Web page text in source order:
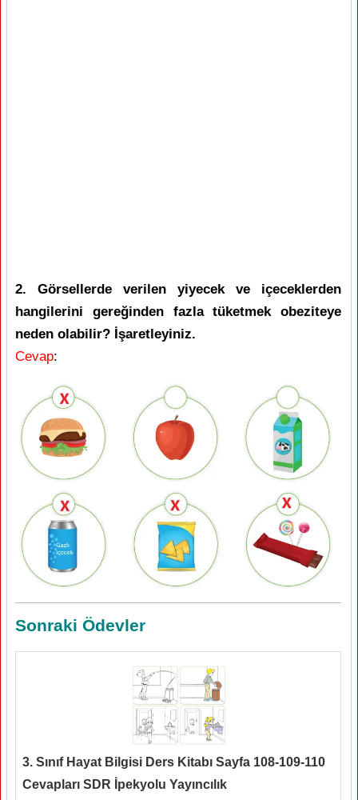
2. Görsellerde verilen yiyecek ve içeceklerden
hangilerini gereğinden fazla tüketmek obeziteye
neden olabilir? İşaretleyiniz.
Cevap:
Sonraki Ödevler
3. Sınıf Hayat Bilgisi Ders Kitabı Sayfa 108-109-110
Cevapları SDR İpekyolu Yayıncılık